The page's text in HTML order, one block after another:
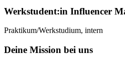
Werkstudent:in Influencer
Praktikum/Werkstudium, intern
Deine Mission bei uns